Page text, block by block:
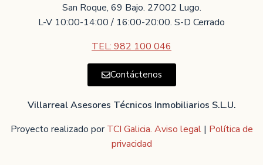
San Roque, 69 Bajo. 27002 Lugo.
L-V 10:00-14:00 / 16:00-20:00. S-D Cerrado
TEL: 982 100 046
Contáctenos
Villarreal Asesores Técnicos Inmobiliarios S.L.U.
Proyecto realizado porTCI Galicia. Aviso legal | Política de
privacidad